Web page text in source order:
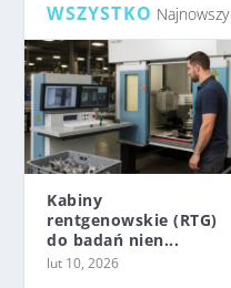
WSZYSTKO Najnowszy
Kabiny
rentgenowskie (RTG)
do badań nien...
lut 10, 2026